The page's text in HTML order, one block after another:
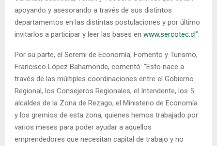
apoyando y asesorando a través de sus distintos
departamentos en las distintas postulaciones y por último
invitarlos a participar y leer las bases en www.sercotec.cl”.
Por su parte, el Seremi de Economía, Fomento y Turismo,
Francisco López Bahamonde, comentó: “Esto nace a
través de las múltiples coordinaciones entre el Gobierno
Regional, los Consejeros Regionales, el Intendente, los 5
alcaldes de la Zona de Rezago, el Ministerio de Economía
y los gremios de esta zona, quienes hemos trabajado por
varios meses para poder ayudar a aquellos
emprendedores que necesitan capital de trabajo y no